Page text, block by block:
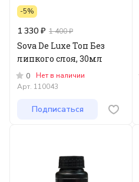
-5%
1 330 ₽ 1 400 ₽
Sova De Luxe Топ Без
липкого слоя, 30мл
0
Нет в наличии
Арт. 110043
Подписаться